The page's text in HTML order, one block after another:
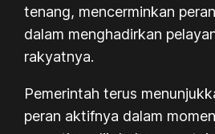
tenang, mencerminkan
dalam menghadirkan
rakyatnya.
Pemerintah terus
peran aktifnya dalam